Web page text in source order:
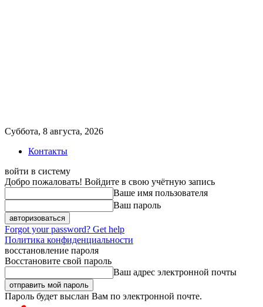
Суббота, 8 августа, 2026
Контакты
войти в систему
Добро пожаловать! Войдите в свою учётную запись
Ваше имя пользователя
Ваш пароль
Forgot your password? Get help
Политика конфиденциальности
восстановление пароля
Восстановите свой пароль
Ваш адрес электронной почты
Пароль будет выслан Вам по электронной почте.